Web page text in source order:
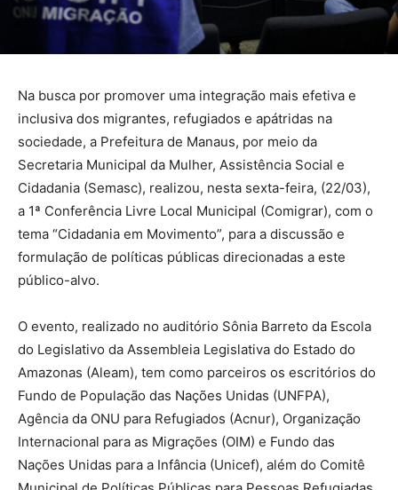
Na busca por promover uma integração mais efetiva e
inclusiva dos migrantes, refugiados e apátridas na
sociedade, a Prefeitura de Manaus, por meio da
Secretaria Municipal da Mulher, Assistência Social e
Cidadania (Semasc), realizou, nesta sexta-feira, (22/03),
a 1ª Conferência Livre Local Municipal (Comigrar), com o
tema “Cidadania em Movimento”, para a discussão e
formulação de políticas públicas direcionadas a este
público-alvo.
O evento, realizado no auditório Sônia Barreto da Escola
do Legislativo da Assembleia Legislativa do Estado do
Amazonas (Aleam), tem como parceiros os escritórios do
Fundo de População das Nações Unidas (UNFPA),
Agência da ONU para Refugiados (Acnur), Organização
Internacional para as Migrações (OIM) e Fundo das
Nações Unidas para a Infância (Unicef), além do Comitê